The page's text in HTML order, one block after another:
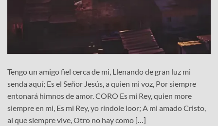
Tengo un amigo fiel cerca de mi, Llenando de gran luz mi
senda aquí; Es el Señor Jesús, a quien mi voz, Por siempre
entonará himnos de amor. CORO Es mi Rey, quien more
siempre en mi, Es mi Rey, yo ríndole loor; A mi amado Cristo,
al que siempre vive, Otro no hay como […]